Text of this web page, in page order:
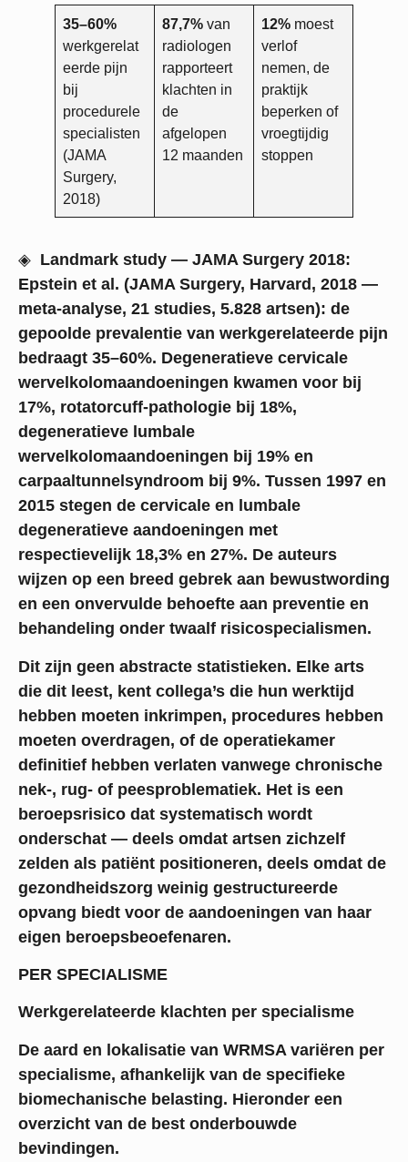
35–60%
werkgerelat
eerde pijn
bij
procedurele
specialisten
(JAMA
Surgery,
2018)
87,7% van
radiologen
rapporteert
klachten in
de
afgelopen
12 maanden
12% moest
verlof
nemen, de
praktijk
beperken of
vroegtijdig
stoppen
◈ Landmark study — JAMA Surgery 2018:
Epstein et al. (JAMA Surgery, Harvard, 2018 —
meta-analyse, 21 studies, 5.828 artsen): de
gepoolde prevalentie van werkgerelateerde pijn
bedraagt 35–60%. Degeneratieve cervicale
wervelkolomaandoeningen kwamen voor bij
17%, rotatorcuff-pathologie bij 18%,
degeneratieve lumbale
wervelkolomaandoeningen bij 19% en
carpaaltunnelsyndroom bij 9%. Tussen 1997 en
2015 stegen de cervicale en lumbale
degeneratieve aandoeningen met
respectievelijk 18,3% en 27%. De auteurs
wijzen op een breed gebrek aan bewustwording
en een onvervulde behoefte aan preventie en
behandeling onder twaalf risicospecialismen.
Dit zijn geen abstracte statistieken. Elke arts
die dit leest, kent collega’s die hun werktijd
hebben moeten inkrimpen, procedures hebben
moeten overdragen, of de operatiekamer
definitief hebben verlaten vanwege chronische
nek-, rug- of peesproblematiek. Het is een
beroepsrisico dat systematisch wordt
onderschat — deels omdat artsen zichzelf
zelden als patiënt positioneren, deels omdat de
gezondheidszorg weinig gestructureerde
opvang biedt voor de aandoeningen van haar
eigen beroepsbeoefenaren.
PER SPECIALISME
Werkgerelateerde klachten per specialisme
De aard en lokalisatie van WRMSA variëren per
specialisme, afhankelijk van de specifieke
biomechanische belasting. Hieronder een
overzicht van de best onderbouwde
bevindingen.